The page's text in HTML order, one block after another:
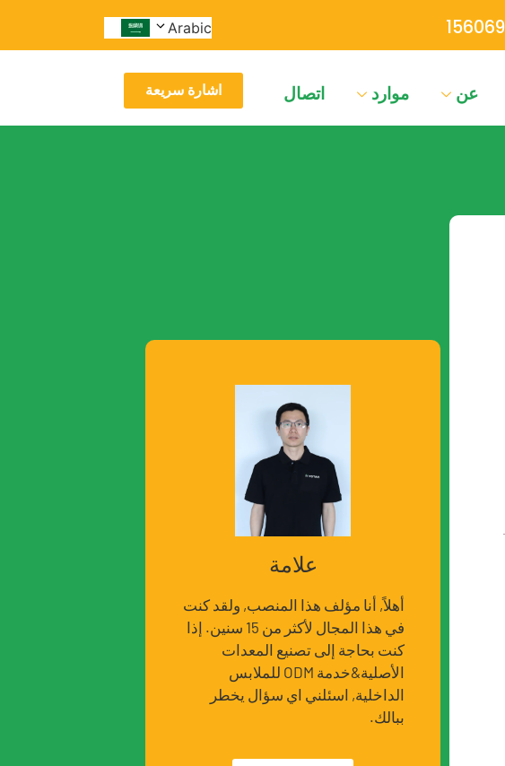
Arabic
عن موارد اتصال اشارة سريعة
علامة
أهلاً, أنا مؤلف هذا المنصب, ولقد كنت
في هذا المجال لأكثر من 15 سنين. إذا
كنت بحاجة إلى تصنيع المعدات
الأصلية&خدمة ODM للملابس
الداخلية, اسئلني اي سؤال يخطر
ببالك.